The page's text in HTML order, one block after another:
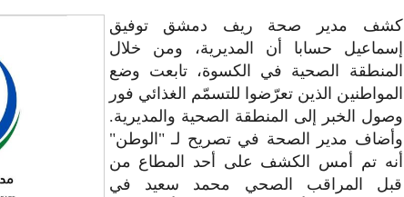
كشف مدير صحة ريف دمشق توفيق
إسماعيل حسابا أن المديرية، ومن خلال
المنطقة الصحية في الكسوة، تابعت وضع
المواطنين الذين تعرّضوا للتسمّم الغذائي فور
وصول الخبر إلى المنطقة الصحية والمديرية.
وأضاف مدير الصحة في تصريح لـ "الوطن"
أنه تم أمس الكشف على أحد المطاع من
قبل المراقب الصحي محمد سعيد في